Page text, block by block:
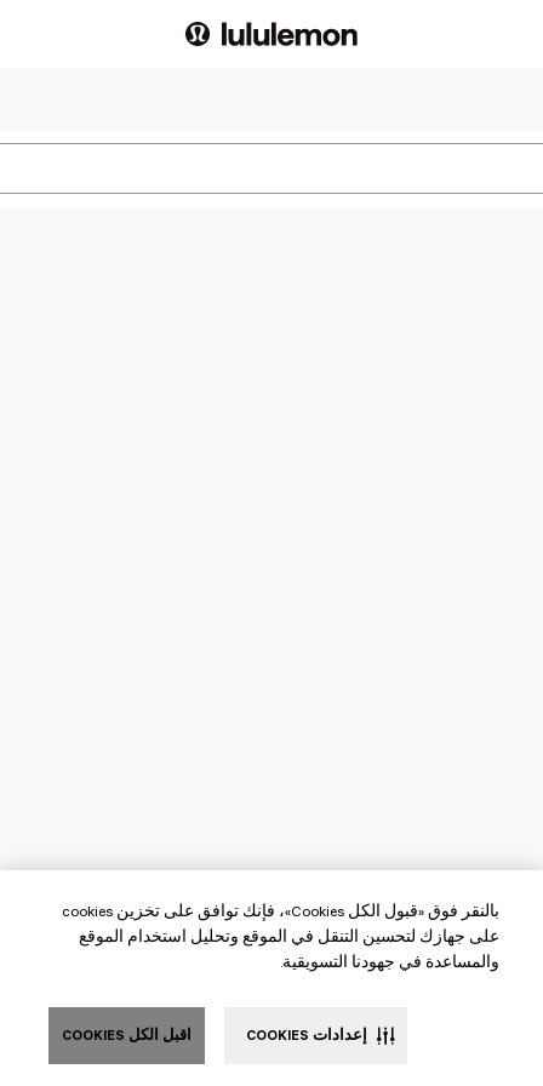
بالنقر فوق «قبول الكل Cookies»، فإنك توافق على تخزين cookies
على جهازك لتحسين التنقل في الموقع وتحليل استخدام الموقع
والمساعدة في جهودنا التسويقية.
اقبل الكل COOKIES إعدادات COOKIES